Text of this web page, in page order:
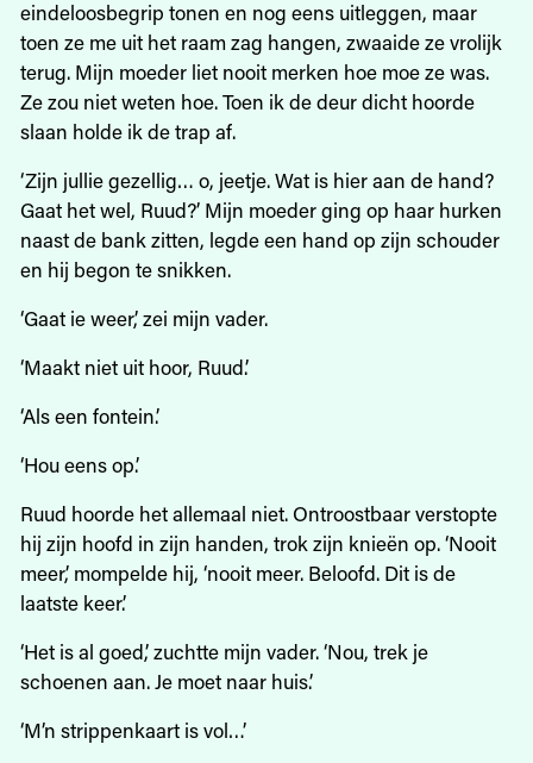
eindeloosbegrip tonen en nog eens uitleggen, maar
toen ze me uit het raam zag hangen, zwaaide ze vrolijk
terug. Mijn moeder liet nooit merken hoe moe ze was.
Ze zou niet weten hoe. Toen ik de deur dicht hoorde
slaan holde ik de trap af.
‘Zijn jullie gezellig… o, jeetje. Wat is hier aan de hand?
Gaat het wel, Ruud?’ Mijn moeder ging op haar hurken
naast de bank zitten, legde een hand op zijn schouder
en hij begon te snikken.
‘Gaat ie weer,’ zei mijn vader.
‘Maakt niet uit hoor, Ruud.’
‘Als een fontein.’
‘Hou eens op.’
Ruud hoorde het allemaal niet. Ontroostbaar verstopte
hij zijn hoofd in zijn handen, trok zijn knieën op. ‘Nooit
meer,’ mompelde hij, ‘nooit meer. Beloofd. Dit is de
laatste keer.’
‘Het is al goed,’ zuchtte mijn vader. ‘Nou, trek je
schoenen aan. Je moet naar huis.’
‘M’n strippenkaart is vol…’